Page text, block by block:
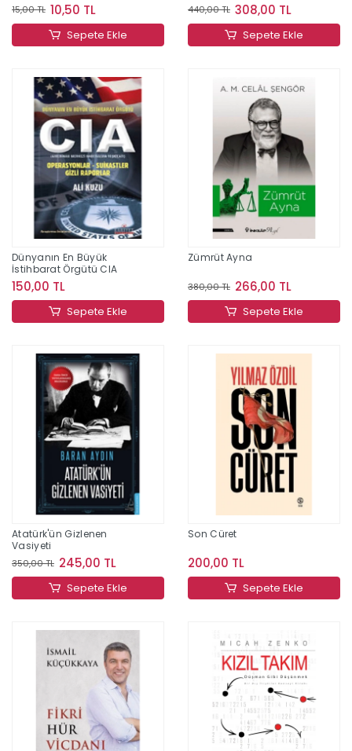
15,00 TL 10,50 TL
Sepete Ekle
440,00 TL 308,00 TL
Sepete Ekle
Dünyanın En Büyük
İstihbarat Örgütü CIA
150,00 TL
Sepete Ekle
Zümrüt Ayna
380,00 TL 266,00 TL
Sepete Ekle
Atatürk'ün Gizlenen
Vasiyeti
350,00 TL 245,00 TL
Sepete Ekle
Son Cüret
200,00 TL
Sepete Ekle